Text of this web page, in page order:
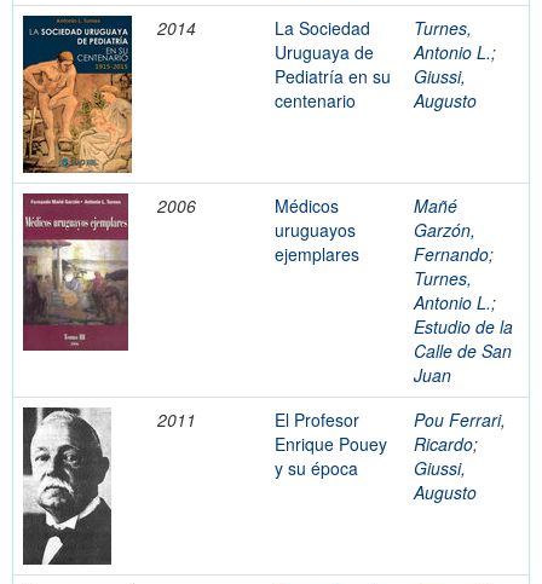
2014
La Sociedad
Uruguaya de
Pediatría en su
centenario
Turnes,
Antonio L.;
Giussi,
Augusto
2006
Médicos
uruguayos
ejemplares
Mañé
Garzón,
Fernando;
Turnes,
Antonio L.;
Estudio de la
Calle de San
Juan
2011
El Profesor
Enrique Pouey
y su época
Pou Ferrari,
Ricardo;
Giussi,
Augusto